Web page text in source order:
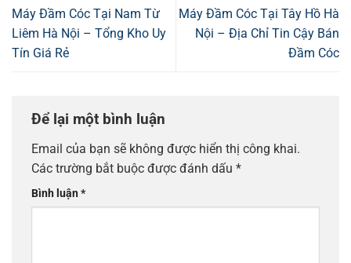
Máy Đầm Cóc Tại Nam Từ
Liêm Hà Nội – Tổng Kho Uy
Tín Giá Rẻ
Máy Đầm Cóc Tại Tây Hồ Hà
Nội – Địa Chỉ Tin Cậy Bán
Đầm Cóc
Để lại một bình luận
Email của bạn sẽ không được hiển thị công khai.
Các trường bắt buộc được đánh dấu *
Bình luận*